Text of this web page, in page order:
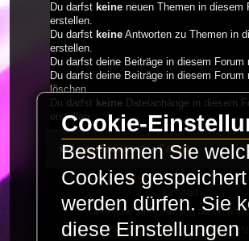
Du darfst keine neuen Themen in diesem
erstellen.
Du darfst keine Antworten zu Themen in
erstellen.
Du darfst deine Beiträge in diesem Forum
Du darfst deine Beiträge in diesem Forum
löschen.
Du darfst keine Dateianhänge in diesem
erstellen.
LaserFreak.net Forum
Powered byphpBB® Forum Software
Limited
Deutsche Übersetzung durch
PRIVACY_LINK
Cookie-
Bestimmen Sie
Cookies gespeichert
werden dürfen. Sie
diese Einstellungen